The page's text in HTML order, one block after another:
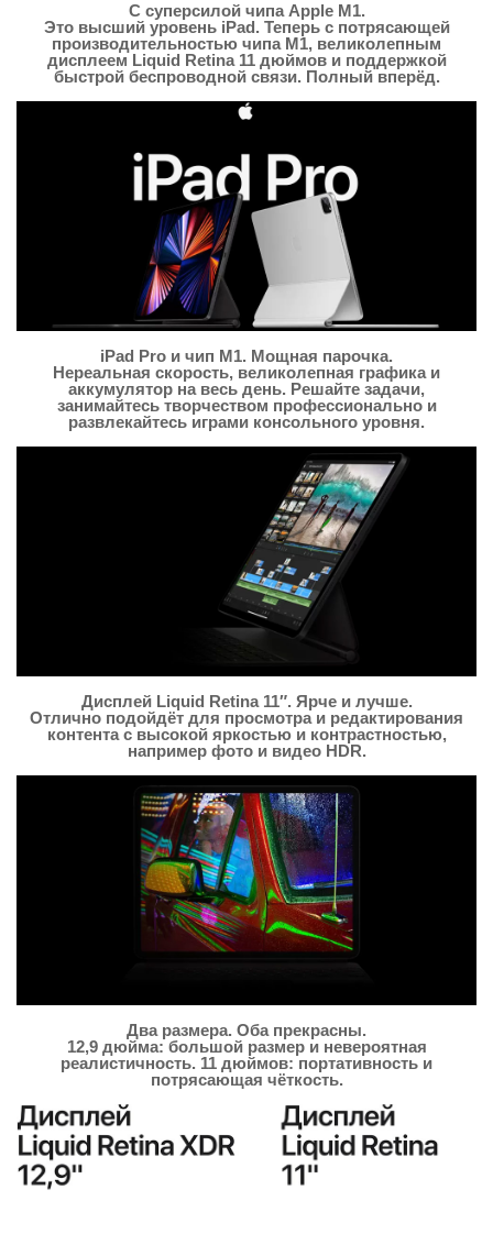
С суперсилой чипа Apple M1.
Это высший уровень iPad. Теперь с потрясающей
производительностью чипа M1, великолепным
дисплеем Liquid Retina 11 дюймов и поддержкой
быстрой беспроводной связи. Полный вперёд.
iPad Pro и чип M1. Мощная парочка.
Нереальная скорость, великолепная графика и
аккумулятор на весь день. Решайте задачи,
занимайтесь творчеством профессионально и
развлекайтесь играми консольного уровня.
Дисплей Liquid Retina 11″. Ярче и лучше.
Отлично подойдёт для просмотра и редактирования
контента с высокой яркостью и контрастностью,
например фото и видео HDR.
Два размера. Оба прекрасны.
12,9 дюйма: большой размер и невероятная
реалистичность. 11 дюймов: портативность и
потрясающая чёткость.